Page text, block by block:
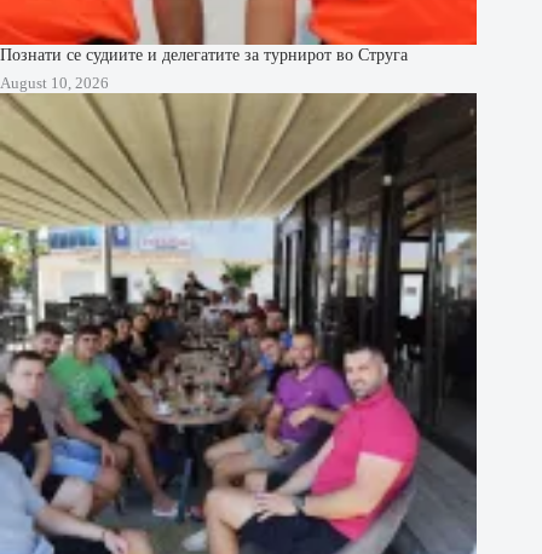
Познати се судиите и делегатите за турнирот во Струга
August 10, 2026